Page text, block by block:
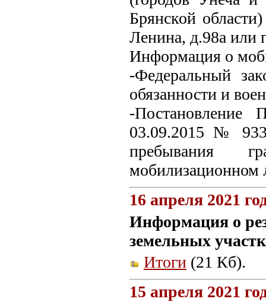
Брянской
Ленина, д.98а или
Информация о
-Федеральный
обязанности и
-Постановление
03.09.2015 №
пребывания
мобилизационном
16 апреля 2021
Информация о
земельных
Итоги (21 Кб).
15 апреля 2021